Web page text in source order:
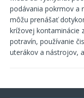
podávania pokrmov a
môžu prenášať
krížovej kontaminácie
potravín, používanie
uterákov a nástrojov,